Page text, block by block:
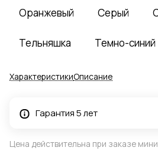
Оранжевый Серый
Тельняшка Темно-синий
ХарактеристикиОписание
Гарантия 5 лет
Цена действительна при заказе